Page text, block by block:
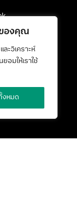
องคุณ
ะวิเคราะห์
อมให้เราใช้
งหมด